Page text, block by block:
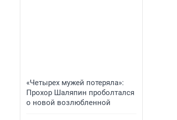
«Четырех мужей потеряла»:
Прохор Шаляпин проболтался
о новой возлюбленной